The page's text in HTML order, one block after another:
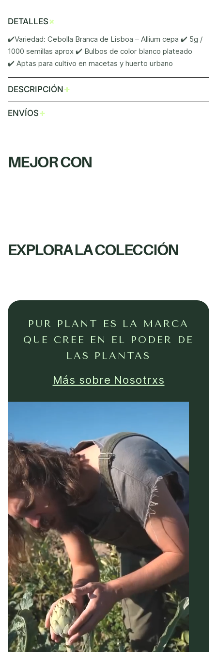
DETALLES+
✔️Variedad: Cebolla Branca de Lisboa – Allium cepa ✔️ 5g /
1000 semillas aprox ✔️ Bulbos de color blanco plateado
✔️ Aptas para cultivo en macetas y huerto urbano
DESCRIPCIÓN+
ENVÍOS+
MEJOR CON
EXPLORA LA COLECCIÓN
PUR PLANT ES LA MARCA
QUE CREE EN EL PODER DE
LAS PLANTAS
Más sobre Nosotrxs